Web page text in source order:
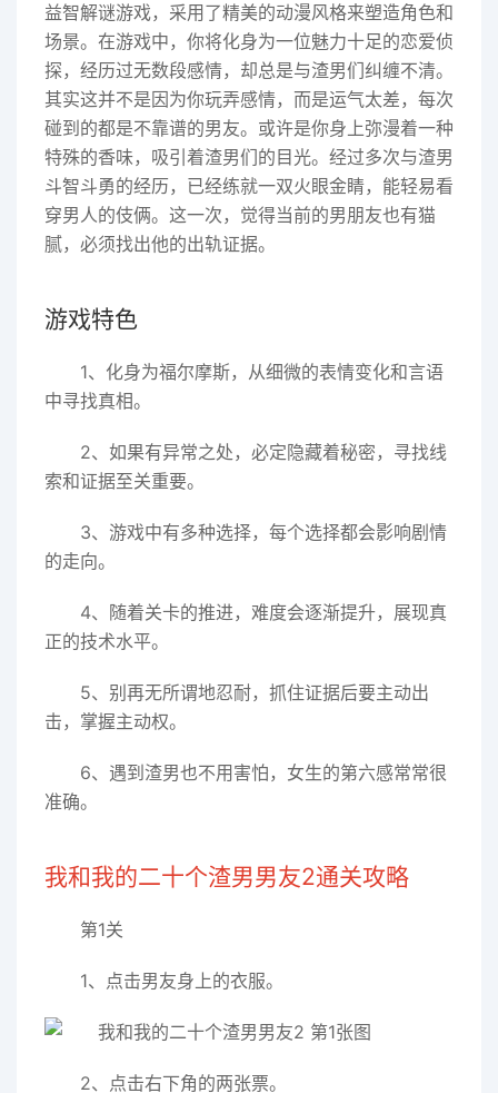
益智解谜游戏，采用了精美的动漫风格来塑造角色和
场景。在游戏中，你将化身为一位魅力十足的恋爱侦
探，经历过无数段感情，却总是与渣男们纠缠不清。
其实这并不是因为你玩弄感情，而是运气太差，每次
碰到的都是不靠谱的男友。或许是你身上弥漫着一种
特殊的香味，吸引着渣男们的目光。经过多次与渣男
斗智斗勇的经历，已经练就一双火眼金睛，能轻易看
穿男人的伎俩。这一次，觉得当前的男朋友也有猫
腻，必须找出他的出轨证据。
游戏特色
1、化身为福尔摩斯，从细微的表情变化和言语
中寻找真相。
2、如果有异常之处，必定隐藏着秘密，寻找线
索和证据至关重要。
3、游戏中有多种选择，每个选择都会影响剧情
的走向。
4、随着关卡的推进，难度会逐渐提升，展现真
正的技术水平。
5、别再无所谓地忍耐，抓住证据后要主动出
击，掌握主动权。
6、遇到渣男也不用害怕，女生的第六感常常很
准确。
我和我的二十个渣男男友2通关攻略
第1关
1、点击男友身上的衣服。
2、点击右下角的两张票。